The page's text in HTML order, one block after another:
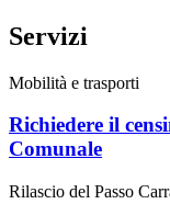
Servizi
Mobilità e trasporti
Richiedere il
Comunale
Rilascio del Passo